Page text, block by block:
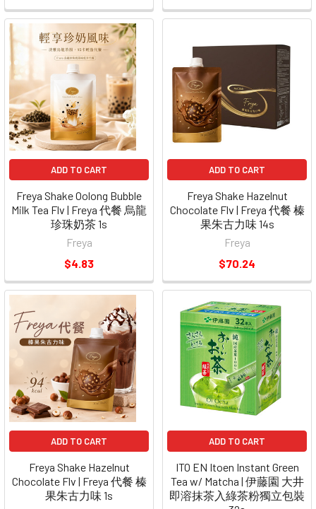
ADD TO CART
Freya Shake Oolong Bubble
Milk Tea Flv | Freya 代餐 烏龍
珍珠奶茶 1s
Freya
$4.83
ADD TO CART
Freya Shake Hazelnut
Chocolate Flv | Freya 代餐 榛
果朱古力味 14s
Freya
$70.24
ADD TO CART
Freya Shake Hazelnut
Chocolate Flv | Freya 代餐 榛
果朱古力味 1s
ADD TO CART
ITO EN Itoen Instant Green
Tea w/ Matcha | 伊藤園 大井
即溶抹茶入綠茶粉獨立包裝